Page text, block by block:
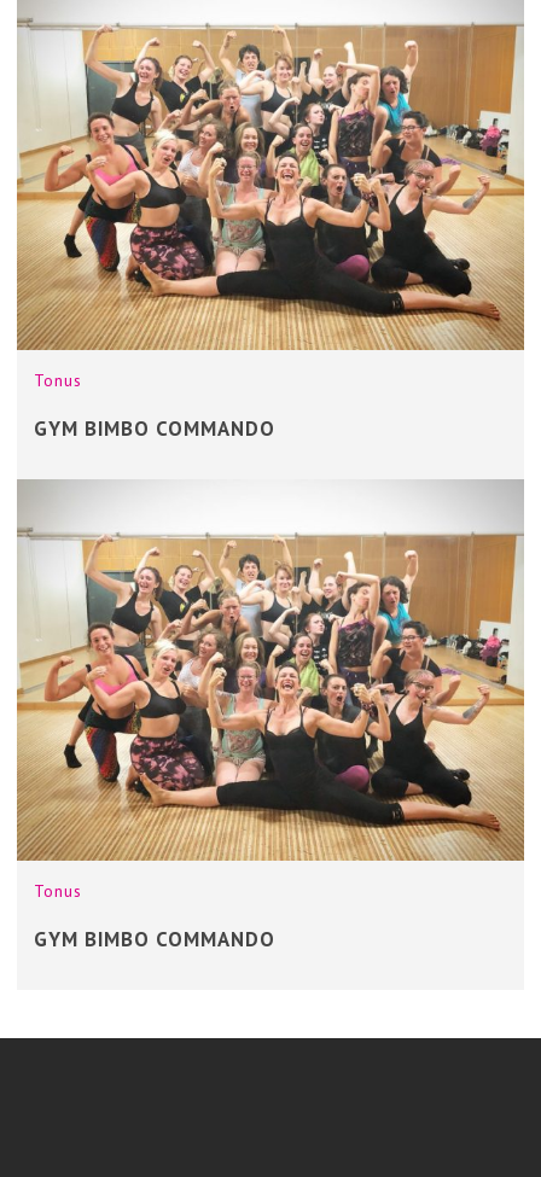
Tonus
GYM BIMBO COMMANDO
Tonus
GYM BIMBO COMMANDO